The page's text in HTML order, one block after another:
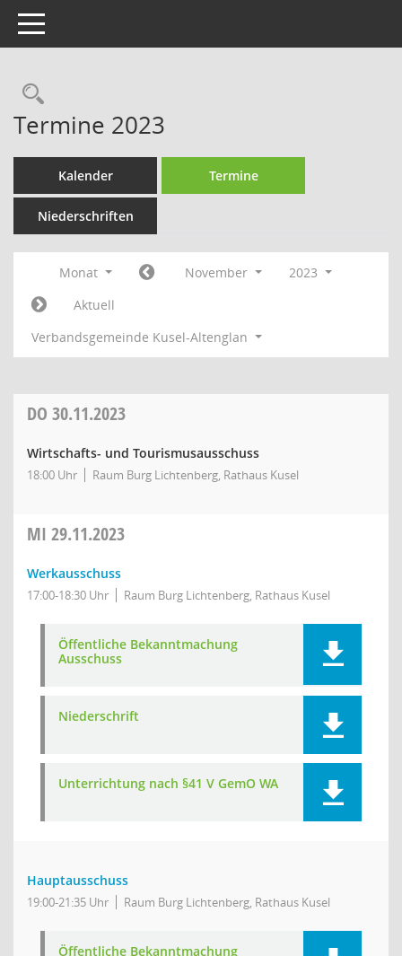
Toggle navigation
Rechercheauswahl
Termine 2023
Kalender Termine
Niederschriften
Monat November
2023
Aktuell
Verbandsgemeinde Kusel-Altenglan
DO 30.11.2023
Wirtschafts- und Tourismusausschuss
18:00 Uhr Raum Burg Lichtenberg, Rathaus Kusel
MI 29.11.2023
Werkausschuss
17:00-18:30 Uhr Raum Burg Lichtenberg, Rathaus Kusel
Öffentliche Bekanntmachung
Ausschuss
Niederschrift
Unterrichtung nach §41 V GemO WA
Hauptausschuss
19:00-21:35 Uhr Raum Burg Lichtenberg, Rathaus Kusel
Öffentliche Bekanntmachung